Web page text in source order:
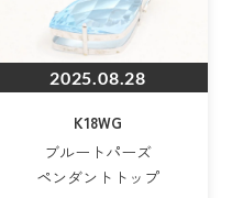
2025.08.28
K18WG
ブルートパーズ
ペンダントトップ